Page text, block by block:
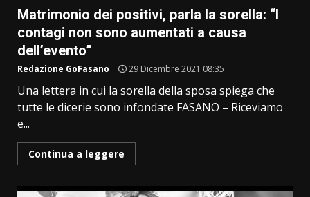
Matrimonio dei positivi, parla la sorella: “I
contagi non sono aumentati a causa
dell’evento”
Redazione GoFasano 29 Dicembre 2021 08:35
Una lettera in cui la sorella della sposa spiega che
tutte le dicerie sono infondate FASANO – Riceviamo
e...
Continua a leggere